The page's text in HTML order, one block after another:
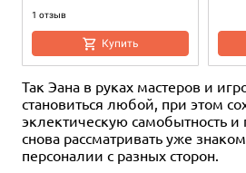
1 отзыв
Купить
Так Эана в руках мастеров и
становиться любой, при этом
эклектическую самобытность и
снова рассматривать уже
персоналии с разных сторон.